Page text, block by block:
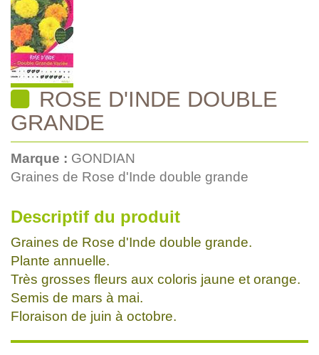
ROSE D'INDE DOUBLE
GRANDE
Marque : GONDIAN
Graines de Rose d'Inde double grande
Descriptif du produit
Graines de Rose d'Inde double grande.
Plante annuelle.
Très grosses fleurs aux coloris jaune et orange.
Semis de mars à mai.
Floraison de juin à octobre.